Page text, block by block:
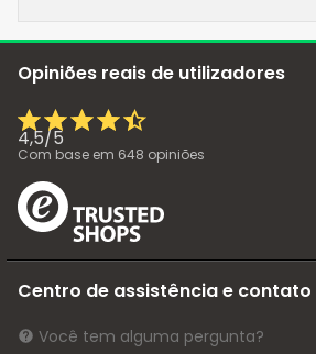
Opiniões reais de utilizadores
4,5/5
Com base em 648 opiniões
Centro de assistência e contato
Você tem alguma pergunta?